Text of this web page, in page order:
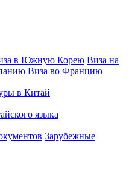
в Южную Корею Виза на
Виза во Францию
в Китай
языка
Зарубежные